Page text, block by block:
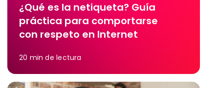
¿Qué es la netiqueta? Guía
práctica para comportarse
con respeto en Internet
20 min de lectura